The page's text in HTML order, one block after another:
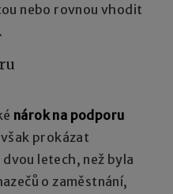
nebo rovnou vhodit
nárok na podporu
prokázat
letech, než byla
o zaměstnání,